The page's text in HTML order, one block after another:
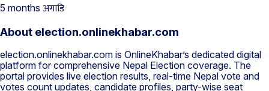
5 months अगाडि
About election.onlinekhabar.com
election.onlinekhabar.com is OnlineKhabar’s dedicated digital
platform for comprehensive Nepal Election coverage. The
portal provides live election results, real-time Nepal vote and
votes count updates, candidate profiles, party-wise seat